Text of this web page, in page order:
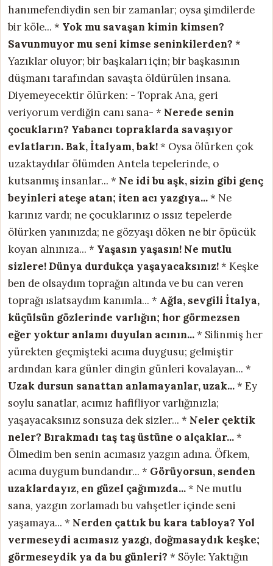
hanımefendiydin sen bir zamanlar; oysa şimdilerde
bir köle... * Yok mu savaşan kimin kimsen?
Savunmuyor mu seni kimse seninkilerden? *
Yazıklar oluyor; bir başkaları için; bir başkasının
düşmanı tarafından savaşta öldürülen insana.
Diyemeyecektir ölürken: - Toprak Ana, geri
veriyorum verdiğin canı sana- * Nerede senin
çocukların? Yabancı topraklarda savaşıyor
evlatların. Bak, İtalyam, bak!* Oysa ölürken çok
uzaktaydılar ölümden Antela tepelerinde, o
kutsanmış insanlar... * Ne idi bu aşk, sizin gibi genç
beyinleri ateşe atan; iten acı yazgıya...* Ne
karınız vardı; ne çocuklarınız o ıssız tepelerde
ölürken yanınızda; ne gözyaşı döken ne bir öpücük
koyan alnınıza... * Yaşasın yaşasın! Ne mutlu
sizlere! Dünya durdukça yaşayacaksınız!* Keşke
ben de olsaydım toprağın altında ve bu can veren
toprağı ıslatsaydım kanımla... * Ağla, sevgili İtalya,
küçülsün gözlerinde varlığın; hor görmezsen
eğer yoktur anlamı duyulan acının...* Silinmiş her
yürekten geçmişteki acıma duygusu; gelmiştir
ardından kara günler dingin günleri kovalayan... *
Uzak dursun sanattan anlamayanlar, uzak...* Ey
soylu sanatlar, acımız hafifliyor varlığınızla;
yaşayacaksınız sonsuza dek sizler... * Neler çektik
neler? Bırakmadı taş taş üstüne o alçaklar...*
Ölmedim ben senin acımasız yazgın adına. Öfkem,
acıma duygum bundandır... * Görüyorsun, senden
uzaklardayız, en güzel çağımızda...* Ne mutlu
sana, yazgın zorlamadı bu vahşetler içinde seni
yaşamaya... * Nerden çattık bu kara tabloya? Yol
vermeseydi acımasız yazgı, doğmasaydık keşke;
görmeseydik ya da bu günleri? * Söyle: Yaktığın